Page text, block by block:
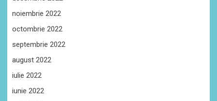
noiembrie 2022
octombrie 2022
septembrie 2022
august 2022
iulie 2022
iunie 2022